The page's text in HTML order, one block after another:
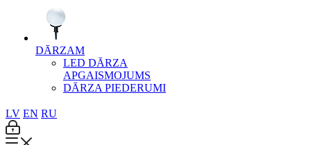
DĀRZAM
LED DĀRZA
APGAISMOJUMS
DĀRZA PIEDERUMI
LV EN RU